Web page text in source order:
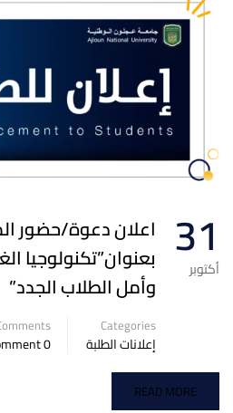
31
أكتوبر
اعلان دعوة/حضور
بعنوان”تكنولوجيا
وأمل الطلاب الجدد”
Categories
إعلانات الطلبة 0 Comment
READ MORE